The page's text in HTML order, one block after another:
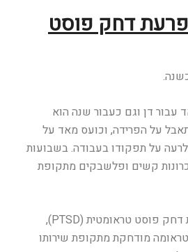
דחק פוסט
דן וגם כעבור שנה הוא
על הפרידה, וכועס מאד על
על תפקודו בעבודה. בשבועות
קשים ופלשבקים מתקופת
יתכן ודן סובל מהפרעת דחק פוסט טראומטית (PTSD),
טראומה מודחקת מתקופת שירותו